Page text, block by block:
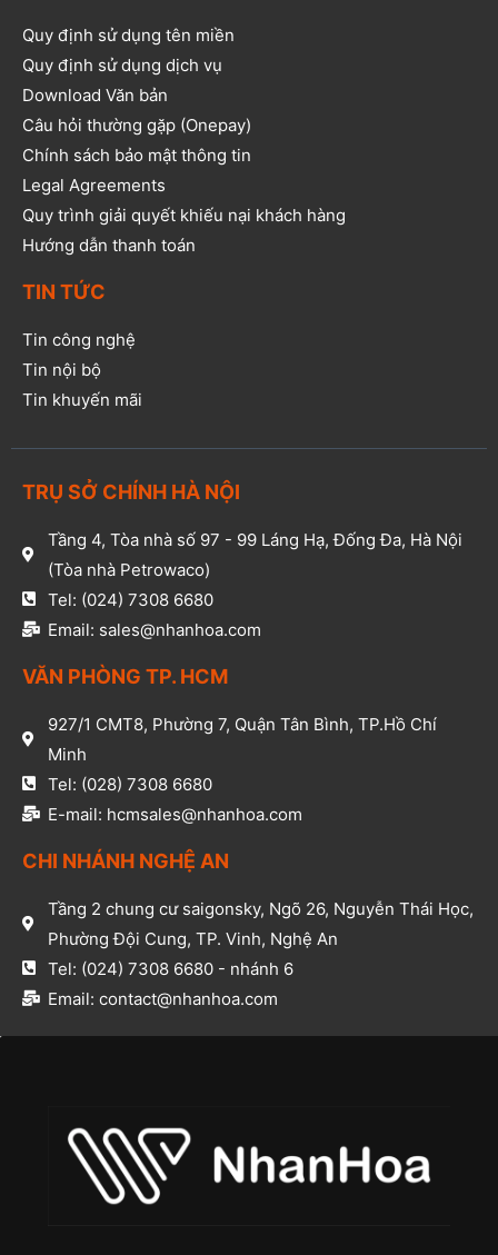
Quy định sử dụng tên miền
Quy định sử dụng dịch vụ
Download Văn bản
Câu hỏi thường gặp (Onepay)
Chính sách bảo mật thông tin
Legal Agreements
Quy trình giải quyết khiếu nại khách hàng
Hướng dẫn thanh toán
TIN TỨC
Tin công nghệ
Tin nội bộ
Tin khuyến mãi
TRỤ SỞ CHÍNH HÀ NỘI
Tầng 4, Tòa nhà số 97 - 99 Láng Hạ, Đống Đa, Hà Nội
(Tòa nhà Petrowaco)
Tel: (024) 7308 6680
Email: sales@nhanhoa.com
VĂN PHÒNG TP. HCM​
927/1 CMT8, Phường 7, Quận Tân Bình, TP.Hồ Chí
Minh​
Tel: (028) 7308 6680​
E-mail: hcmsales@nhanhoa.com​
CHI NHÁNH NGHỆ AN​
Tầng 2 chung cư saigonsky, Ngõ 26, Nguyễn Thái Học,
Phường Đội Cung, TP. Vinh, Nghệ An​
Tel: (024) 7308 6680 - nhánh 6​
Email: contact@nhanhoa.com​